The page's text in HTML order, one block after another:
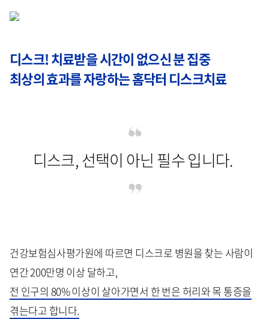
디스크! 치료받을 시간이 없으신 분 집중
최상의 효과를 자랑하는 홈닥터 디스크치료
디스크, 선택이 아닌 필수 입니다.
건강보험심사평가원에 따르면 디스크로 병원을 찾는 사람이
연간 200만명 이상 달하고,
전 인구의 80% 이상이 살아가면서 한 번은 허리와 목 통증을
겪는다고 합니다.